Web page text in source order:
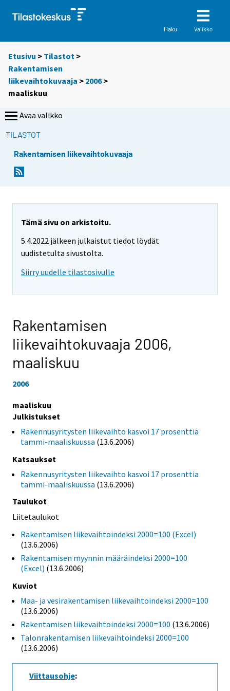
Haku Valikko
Etusivu > Tilastot >
Rakentamisen
liikevaihtokuvaaja > 2006>
maaliskuu
Avaa valikko
TILASTOT
Rakentamisen liikevaihtokuvaaja
Tämä sivu on arkistoitu.
5.4.2022 jälkeen julkaistut tiedot löydät
uudistetulta sivustolta.
Siirry uudelle tilastosivulle
Rakentamisen
liikevaihtokuvaaja 2006,
maaliskuu
2006
maaliskuu
Julkistukset
Rakennusyritysten liikevaihto kasvoi 17 prosenttia
tammi-maaliskuussa (13.6.2006)
Katsaukset
Rakennusyritysten liikevaihto kasvoi 17 prosenttia
tammi-maaliskuussa (13.6.2006)
Taulukot
Liitetaulukot
Rakentamisen liikevaihtoindeksi 2000=100 (Excel)
(13.6.2006)
Rakentamisen myynnin määräindeksi 2000=100
(Excel) (13.6.2006)
Kuviot
Maa- ja vesirakentamisen liikevaihtoindeksi 2000=100
(13.6.2006)
Rakentamisen liikevaihtoindeksi 2000=100 (13.6.2006)
Talonrakentamisen liikevaihtoindeksi 2000=100
(13.6.2006)
Viittausohje: